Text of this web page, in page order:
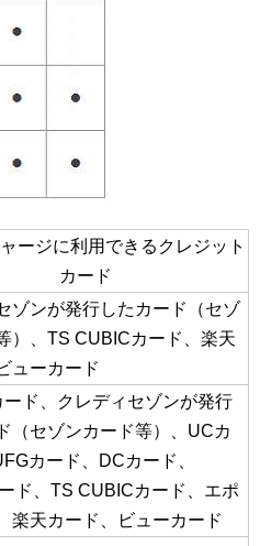
ージに利用できるクレジット
カード
ゾンが発行したカード（セゾ
）、TS CUBICカード、楽天
ューカード
ード、クレディセゾンが発行
（セゾンカード等）、UCカ
カード、DCカード、
ド、TS CUBICカード、エポ
楽天カード、ビューカード